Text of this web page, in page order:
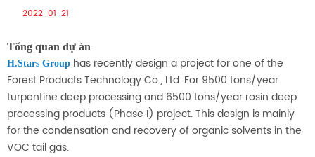
2022-01-21
Tổng quan dự án
H.Stars Group has recently design a project for one of the
Forest Products Technology Co., Ltd. For 9500 tons/year
turpentine deep processing and 6500 tons/year rosin deep
processing products (Phase I) project. This design is mainly
for the condensation and recovery of organic solvents in the
VOC tail gas.